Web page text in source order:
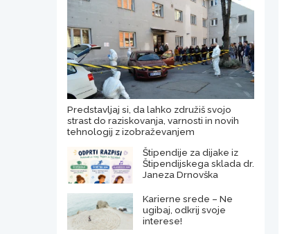
Predstavljaj si, da lahko združiš svojo
strast do raziskovanja, varnosti in novih
tehnologij z izobraževanjem
Štipendije za dijake iz
Štipendijskega sklada dr.
Janeza Drnovška
Karierne srede – Ne
ugibaj, odkrij svoje
interese!